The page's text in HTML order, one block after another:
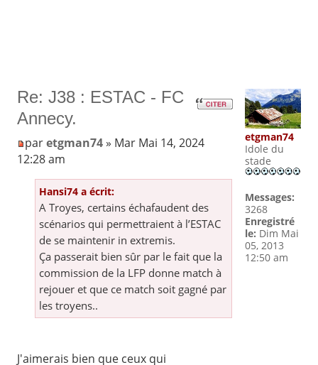
Re: J38 : ESTAC - FC
Annecy.
paretgman74» Mar Mai 14, 2024
12:28 am
Hansi74 a écrit:
A Troyes, certains échafaudent des
scénarios qui permettraient à l’ESTAC
de se maintenir in extremis.
Ça passerait bien sûr par le fait que la
commission de la LFP donne match à
rejouer et que ce match soit gagné par
les troyens..
J'aimerais bien que ceux qui
etgman74
Idole du
stade
Messages:
3268
Enregistré
le: Dim Mai
05, 2013
12:50 am